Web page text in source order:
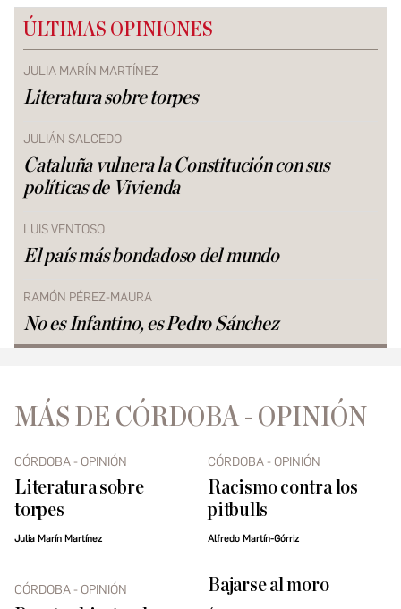
ÚLTIMAS OPINIONES
JULIA MARÍN MARTÍNEZ
Literatura sobre torpes
JULIÁN SALCEDO
Cataluña vulnera la Constitución con sus
políticas de Vivienda
LUIS VENTOSO
El país más bondadoso del mundo
RAMÓN PÉREZ-MAURA
No es Infantino, es Pedro Sánchez
MÁS DE CÓRDOBA - OPINIÓN
CÓRDOBA - OPINIÓN
Literatura sobre
torpes
Julia Marín Martínez
CÓRDOBA - OPINIÓN
Racismo contra los
pitbulls
Alfredo Martín-Górriz
CÓRDOBA - OPINIÓN Bajarse al moro